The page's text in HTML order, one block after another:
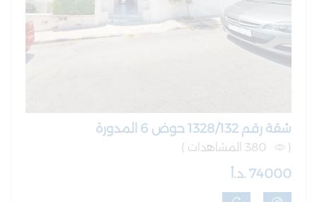
شقة رقم 1328/132 حوض 6 المدورة
(
74000 .د.أ